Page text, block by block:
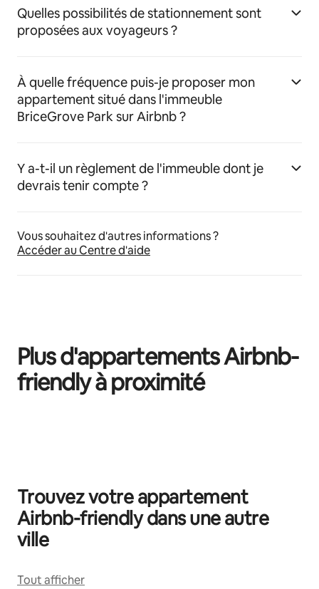
Quelles possibilités de stationnement sont
proposées aux voyageurs ?
À quelle fréquence puis-je proposer mon
appartement situé dans l'immeuble
BriceGrove Park sur Airbnb ?
Y a-t-il un règlement de l'immeuble dont je
devrais tenir compte ?
Vous souhaitez d'autres informations ?
Accéder au Centre d'aide
Plus d'appartements Airbnb-
friendly à proximité
Trouvez votre appartement
Airbnb-friendly dans une autre
ville
Tout afficher